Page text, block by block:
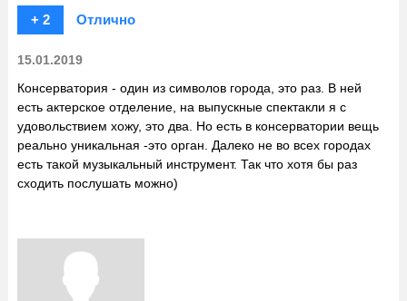
+ 2
Отлично
15.01.2019
Консерватория - один из символов города, это раз. В ней
есть актерское отделение, на выпускные спектакли я с
удовольствием хожу, это два. Но есть в консерватории вещь
реально уникальная -это орган. Далеко не во всех городах
есть такой музыкальный инструмент. Так что хотя бы раз
сходить послушать можно)